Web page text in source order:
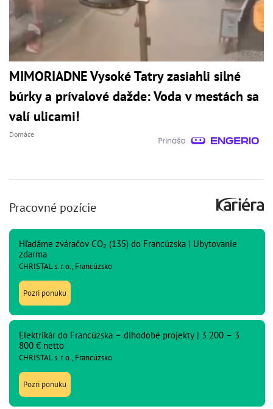
MIMORIADNE Vysoké Tatry zasiahli silné
búrky a prívalové dažde: Voda v mestách sa
valí ulicami!
Domáce
Pracovné pozície
Hľadáme zváračov CO₂ (135) do Francúzska | Ubytovanie
zdarma
CHRISTAL s. r. o., Francúzsko
Pozri ponuku
Elektrikár do Francúzska – dlhodobé projekty | 3 200 – 3
800 € netto
CHRISTAL s. r. o., Francúzsko
Pozri ponuku